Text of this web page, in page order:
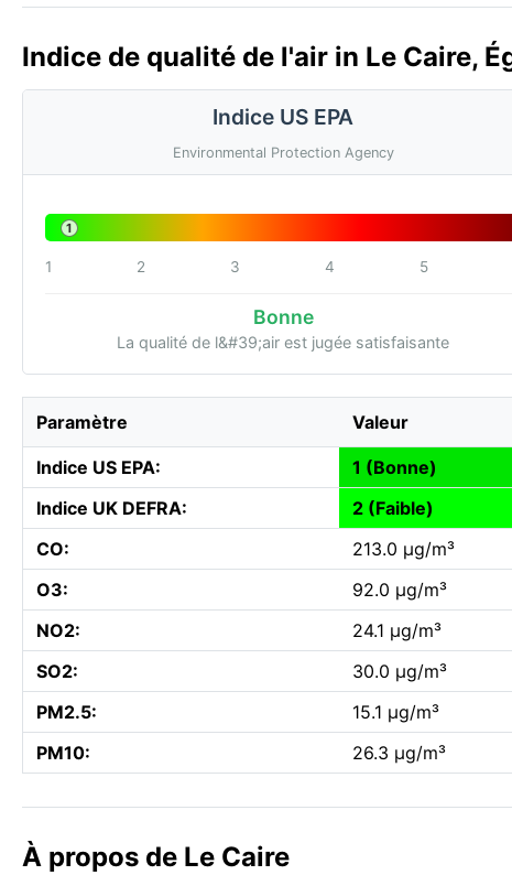
Indice de qualité de l'air in Le Caire,
Indice US EPA
Environmental Protection Agency
1
1 2 3 4 5
Bonne
La qualité de l&#39;air est jugée satisfaisante
Paramètre Valeur
Indice US EPA:
1 (Bonne)
Indice UK DEFRA:
2 (Faible)
CO:
213.0 µg/m³
O3:
92.0 µg/m³
NO2:
24.1 µg/m³
SO2:
30.0 µg/m³
PM2.5:
15.1 µg/m³
PM10:
26.3 µg/m³
À propos de Le Caire